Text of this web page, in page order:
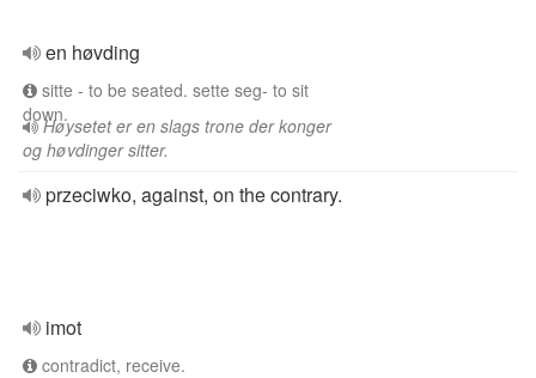
en høvding
sitte - to be seated. sette seg- to sit
down.Høysetet er en slags trone der konger
og høvdinger sitter.
przeciwko, against, on the contrary.
imot
contradict, receive.